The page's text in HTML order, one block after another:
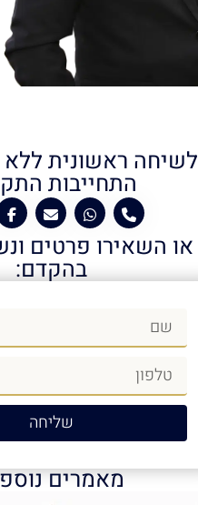
לשיחה ראשונית ללא
התחייבות
או השאירו פרטים
בהקדם:
שליחה
מאמרים